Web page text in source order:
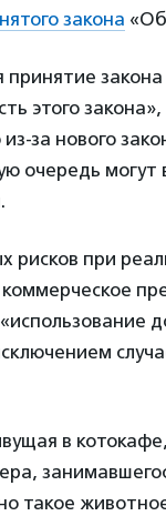
закона
этого
за нового
очередь могут
рисков при
в
такое